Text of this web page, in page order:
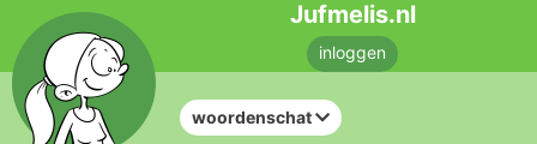
Jufmelis.nl
inloggen
woordenschat